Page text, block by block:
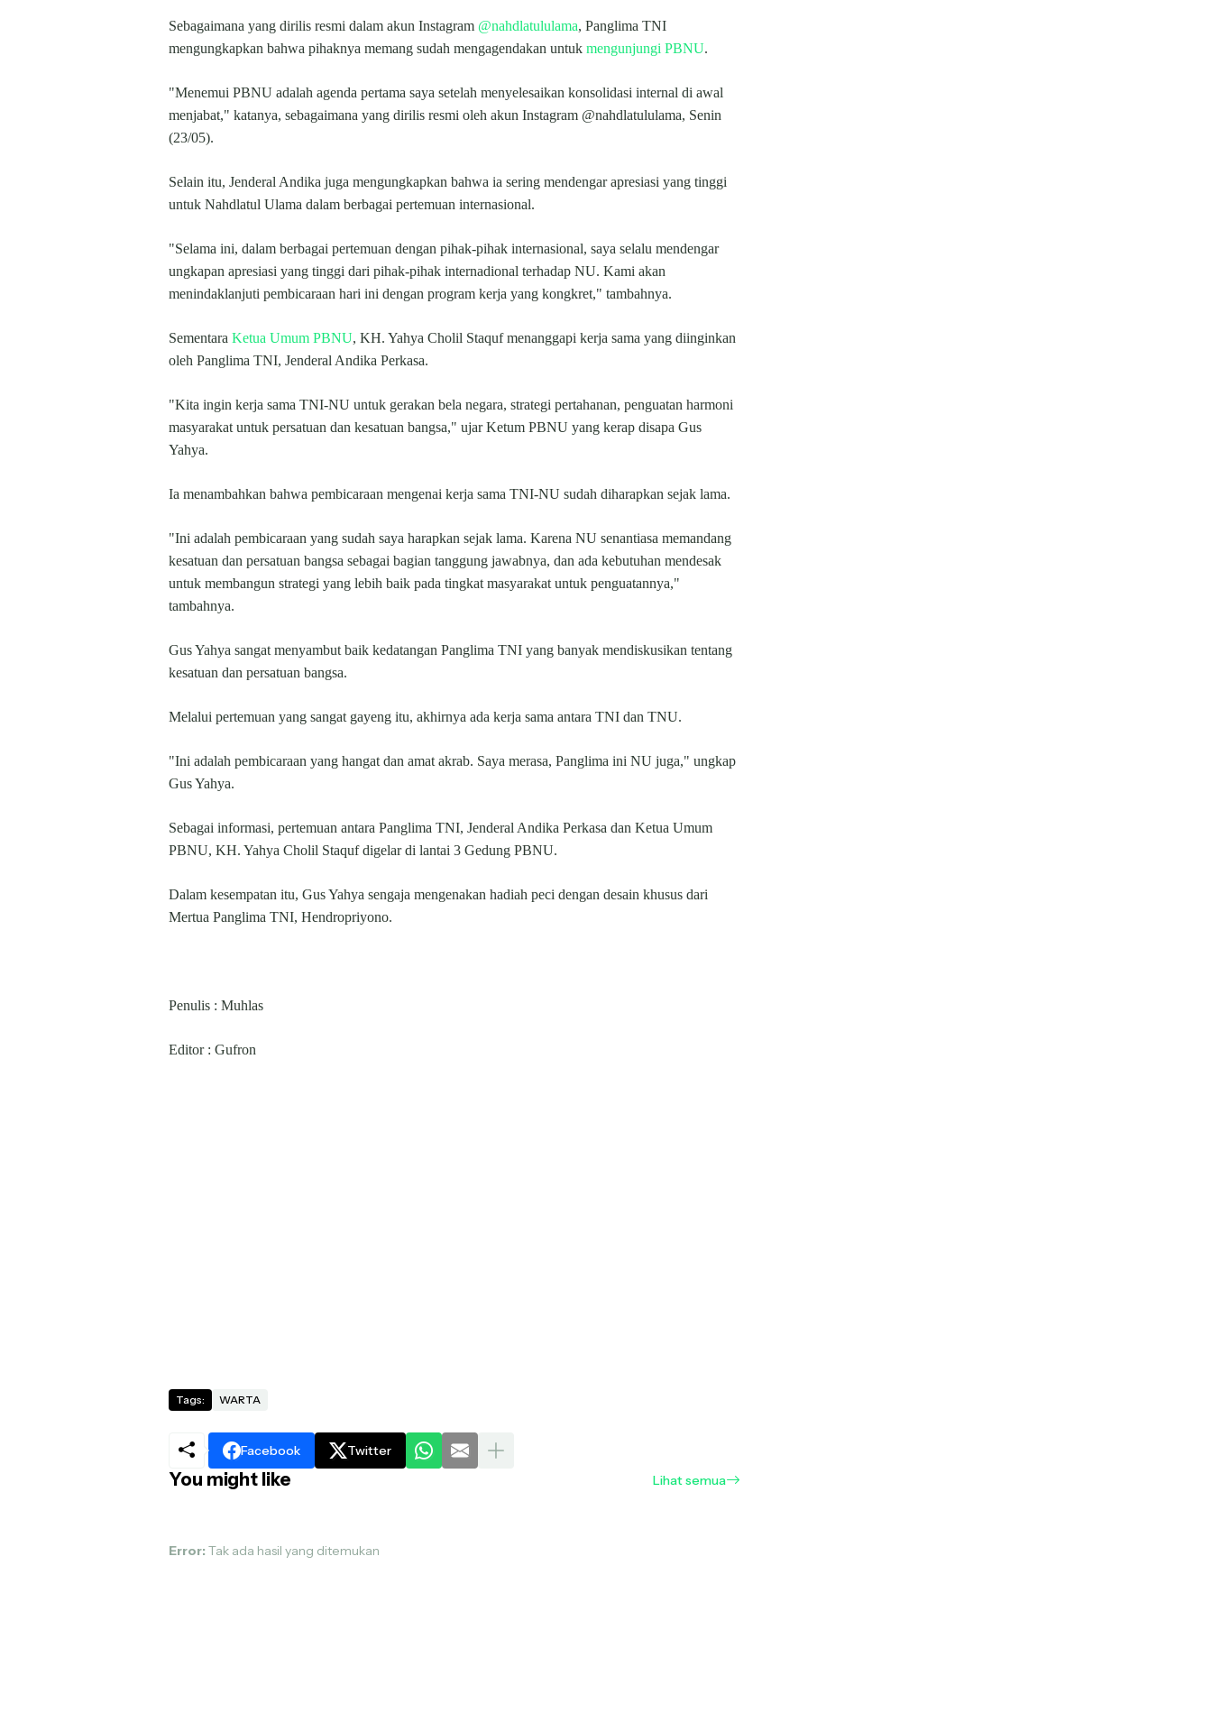
Sebagaimana yang dirilis resmi dalam akun Instagram @nahdlatululama, Panglima TNI
mengungkapkan bahwa pihaknya memang sudah mengagendakan untuk mengunjungi PBNU.
"Menemui PBNU adalah agenda pertama saya setelah menyelesaikan konsolidasi internal di awal
menjabat," katanya, sebagaimana yang dirilis resmi oleh akun Instagram @nahdlatululama, Senin
(23/05).
Selain itu, Jenderal Andika juga mengungkapkan bahwa ia sering mendengar apresiasi yang tinggi
untuk Nahdlatul Ulama dalam berbagai pertemuan internasional.
"Selama ini, dalam berbagai pertemuan dengan pihak-pihak internasional, saya selalu mendengar
ungkapan apresiasi yang tinggi dari pihak-pihak internadional terhadap NU. Kami akan
menindaklanjuti pembicaraan hari ini dengan program kerja yang kongkret," tambahnya.
Sementara Ketua Umum PBNU, KH. Yahya Cholil Staquf menanggapi kerja sama yang diinginkan
oleh Panglima TNI, Jenderal Andika Perkasa.
"Kita ingin kerja sama TNI-NU untuk gerakan bela negara, strategi pertahanan, penguatan harmoni
masyarakat untuk persatuan dan kesatuan bangsa," ujar Ketum PBNU yang kerap disapa Gus
Yahya.
Ia menambahkan bahwa pembicaraan mengenai kerja sama TNI-NU sudah diharapkan sejak lama.
"Ini adalah pembicaraan yang sudah saya harapkan sejak lama. Karena NU senantiasa memandang
kesatuan dan persatuan bangsa sebagai bagian tanggung jawabnya, dan ada kebutuhan mendesak
untuk membangun strategi yang lebih baik pada tingkat masyarakat untuk penguatannya,"
tambahnya.
Gus Yahya sangat menyambut baik kedatangan Panglima TNI yang banyak mendiskusikan tentang
kesatuan dan persatuan bangsa.
Melalui pertemuan yang sangat gayeng itu, akhirnya ada kerja sama antara TNI dan TNU.
"Ini adalah pembicaraan yang hangat dan amat akrab. Saya merasa, Panglima ini NU juga," ungkap
Gus Yahya.
Sebagai informasi, pertemuan antara Panglima TNI, Jenderal Andika Perkasa dan Ketua Umum
PBNU, KH. Yahya Cholil Staquf digelar di lantai 3 Gedung PBNU.
Dalam kesempatan itu, Gus Yahya sengaja mengenakan hadiah peci dengan desain khusus dari
Mertua Panglima TNI, Hendropriyono.
Penulis : Muhlas
Editor : Gufron
Tags: WARTA
Facebook Twitter
You might like Lihat semua
Error: Tak ada hasil yang ditemukan